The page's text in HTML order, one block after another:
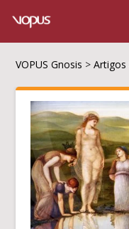
VOPUS Gnosis >Artigos